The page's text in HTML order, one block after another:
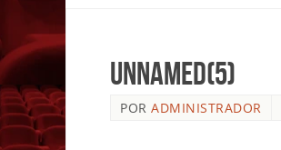
unnamed(5)
POR ADMINISTRADOR